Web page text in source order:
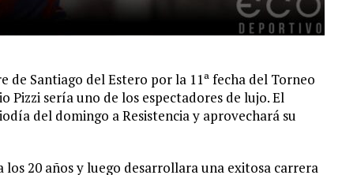
de Santiago del Estero por la 11ª fecha del Torneo
Pizzi sería uno de los espectadores de lujo. El
del domingo a Resistencia y aprovechará su
20 años y luego desarrollara una exitosa carrera